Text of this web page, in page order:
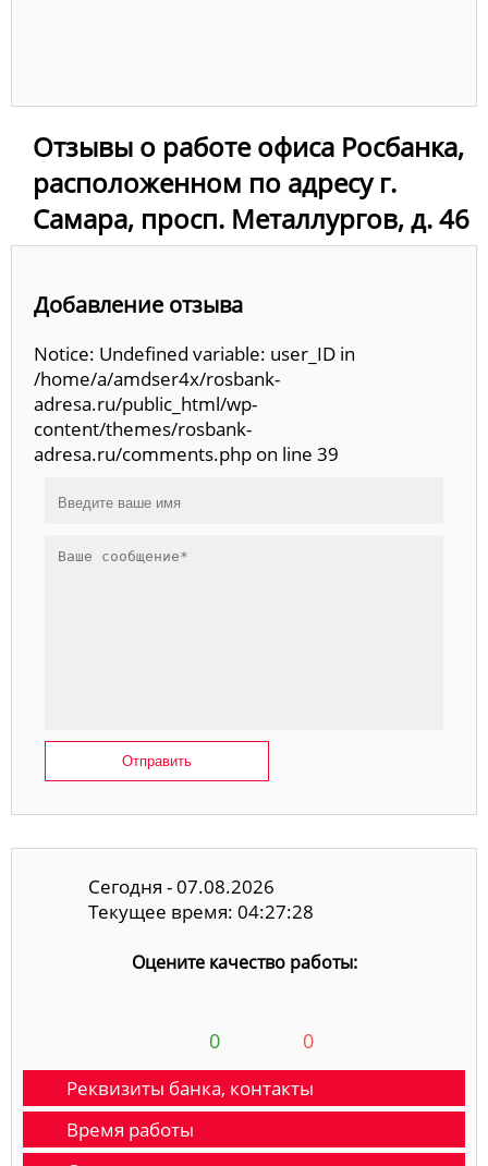
Отзывы о работе офиса Росбанка,
расположенном по адресу г.
Самара, просп. Металлургов, д. 46
Добавление отзыва
Notice: Undefined variable: user_ID in
/home/a/amdser4x/rosbank-
adresa.ru/public_html/wp-
content/themes/rosbank-
adresa.ru/comments.php on line 39
Отправить
Сегодня - 07.08.2026
Текущее время: 04:27:29
Оцените качество работы:
0 0
Реквизиты банка, контакты
Время работы